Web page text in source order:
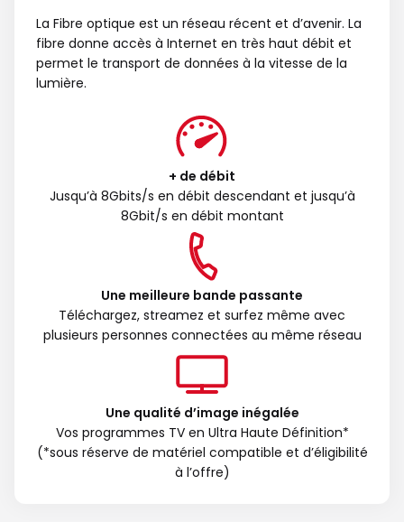
La Fibre optique est un réseau récent et d’avenir. La
fibre donne accès à Internet en très haut débit et
permet le transport de données à la vitesse de la
lumière.
+ de débit
Jusqu’à 8Gbits/s en débit descendant et jusqu’à
8Gbit/s en débit montant
Une meilleure bande passante
Téléchargez, streamez et surfez même avec
plusieurs personnes connectées au même réseau
Une qualité d’image inégalée
Vos programmes TV en Ultra Haute Définition*
(*sous réserve de matériel compatible et d’éligibilité
à l’offre)